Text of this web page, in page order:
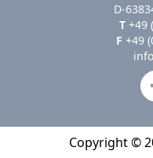
D-
T +49
F +49
Copyright ©